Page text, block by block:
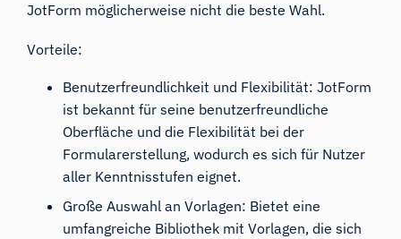
JotForm möglicherweise nicht die beste Wahl.
Vorteile:
Benutzerfreundlichkeit und Flexibilität: JotForm
ist bekannt für seine benutzerfreundliche
Oberfläche und die Flexibilität bei der
Formularerstellung, wodurch es sich für Nutzer
aller Kenntnisstufen eignet.
Große Auswahl an Vorlagen: Bietet eine
umfangreiche Bibliothek mit Vorlagen, die sich